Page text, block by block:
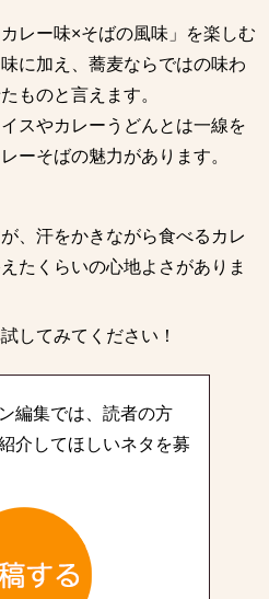
レー味×そばの風味」を楽しむ
に加え、蕎麦ならではの味わ
ものと言えます。
スやカレーうどんとは一線を
ーそばの魅力があります。
、汗をかきながら食べるカレ
たくらいの心地よさがありま
してみてください！
編集では、読者の方
介してほしいネタを募